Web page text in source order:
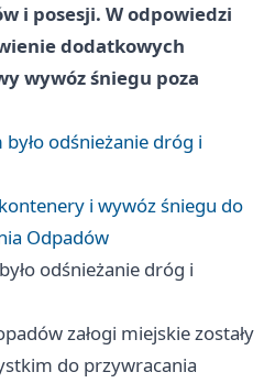
i posesji. W odpowiedzi
dodatkowych
wywóz śniegu poza
odśnieżanie dróg i
kontenery i wywóz śniegu do
Odpadów
odśnieżanie dróg i
załogi miejskie zostały
do przywracania